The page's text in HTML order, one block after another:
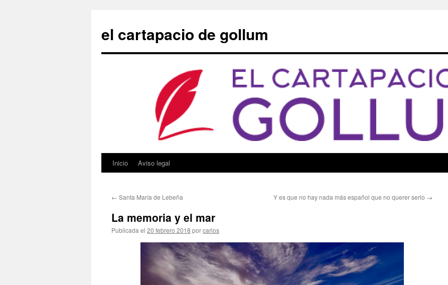
contenido
el cartapacio de gollum
Inicio Aviso legal
← Santa María de Lebeña Y es que no hay nada más español que no querer serlo →
La memoria y el mar
Publicada el 20 febrero 2018 porcarlos